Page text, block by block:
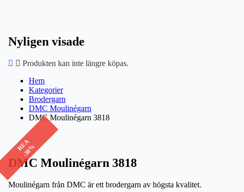
Nyligen visade
Produkten kan inte längre köpas.
Hem
Kategorier
Brodergarn
DMC Moulinégarn
DMC Moulinégarn 3818
REA
-38%
DMC Moulinégarn 3818
Moulinégarn från DMC är ett brodergarn av högsta kvalitet.